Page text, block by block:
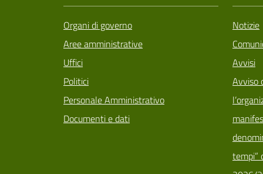
Organi di governo
Aree amministrative
Uffici
Politici
Personale Amministrativo
Documenti e dati
Notizie
Avvisi
Avviso
tempi”